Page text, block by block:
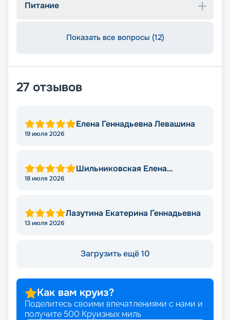
Питание
Показать все вопросы (12)
27 отзывов
Елена Геннадьевна Левашина
19 июля 2026
Шильниковская Елена
18 июля 2026
Лазутина Екатерина Геннадьевна
13 июля 2026
Загрузить ещё 10
Как вам круиз?
Поделитесь своими впечатлениями с нами и
получите 500 Круизных миль